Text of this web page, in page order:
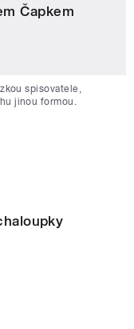
Čapkem
spisovatele,
jinou formou.